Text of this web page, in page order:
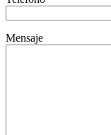
Mensaje